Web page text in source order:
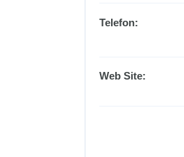
Telefon:
Web Site: